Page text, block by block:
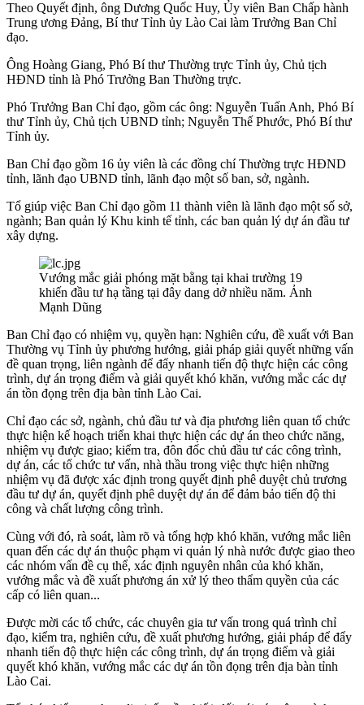
Theo Quyết định, ông Dương Quốc Huy, Ủy viên Ban Chấp hành
Trung ương Đảng, Bí thư Tỉnh ủy Lào Cai làm Trưởng Ban Chỉ
đạo.
Ông Hoàng Giang, Phó Bí thư Thường trực Tỉnh ủy, Chủ tịch
HĐND tỉnh là Phó Trưởng Ban Thường trực.
Phó Trưởng Ban Chỉ đạo, gồm các ông: Nguyễn Tuấn Anh, Phó Bí
thư Tỉnh ủy, Chủ tịch UBND tỉnh; Nguyễn Thế Phước, Phó Bí thư
Tỉnh ủy.
Ban Chỉ đạo gồm 16 ủy viên là các đồng chí Thường trực HĐND
tỉnh, lãnh đạo UBND tỉnh, lãnh đạo một số ban, sở, ngành.
Tổ giúp việc Ban Chỉ đạo gồm 11 thành viên là lãnh đạo một số sở,
ngành; Ban quản lý Khu kinh tế tỉnh, các ban quản lý dự án đầu tư
xây dựng.
Vướng mắc giải phóng mặt bằng tại khai trường 19
khiến đầu tư hạ tầng tại đây dang dở nhiều năm. Ảnh
Mạnh Dũng
Ban Chỉ đạo có nhiệm vụ, quyền hạn: Nghiên cứu, đề xuất với Ban
Thường vụ Tỉnh ủy phương hướng, giải pháp giải quyết những vấn
đề quan trọng, liên ngành để đẩy nhanh tiến độ thực hiện các công
trình, dự án trọng điểm và giải quyết khó khăn, vướng mắc các dự
án tồn đọng trên địa bàn tỉnh Lào Cai.
Chỉ đạo các sở, ngành, chủ đầu tư và địa phương liên quan tổ chức
thực hiện kế hoạch triển khai thực hiện các dự án theo chức năng,
nhiệm vụ được giao; kiểm tra, đôn đốc chủ đầu tư các công trình,
dự án, các tổ chức tư vấn, nhà thầu trong việc thực hiện những
nhiệm vụ đã được xác định trong quyết định phê duyệt chủ trương
đầu tư dự án, quyết định phê duyệt dự án để đảm bảo tiến độ thi
công và chất lượng công trình.
Cùng với đó, rà soát, làm rõ và tổng hợp khó khăn, vướng mắc liên
quan đến các dự án thuộc phạm vi quản lý nhà nước được giao theo
các nhóm vấn đề cụ thể, xác định nguyên nhân của khó khăn,
vướng mắc và đề xuất phương án xử lý theo thẩm quyền của các
cấp có liên quan...
Được mời các tổ chức, các chuyên gia tư vấn trong quá trình chỉ
đạo, kiểm tra, nghiên cứu, đề xuất phương hướng, giải pháp để đẩy
nhanh tiến độ thực hiện các công trình, dự án trọng điểm và giải
quyết khó khăn, vướng mắc các dự án tồn đọng trên địa bàn tỉnh
Lào Cai.